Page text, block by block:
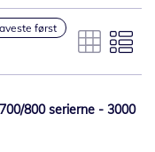
først
800 serierne - 3000